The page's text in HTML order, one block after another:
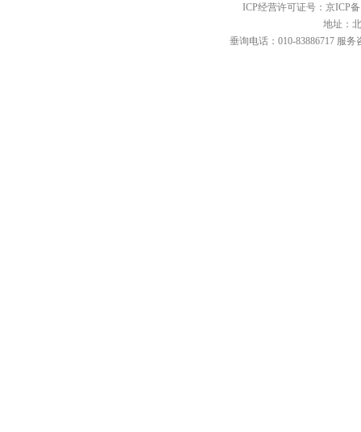
ICP经营许可证号：京ICP备
地址：
垂询电话：010-83886717 服务